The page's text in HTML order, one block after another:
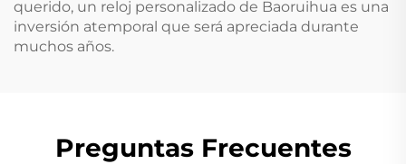
querido, un reloj personalizado de Baoruihua es una
inversión atemporal que será apreciada durante
muchos años.
Preguntas Frecuentes